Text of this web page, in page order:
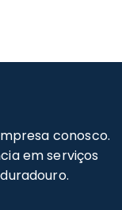
conosco.
em serviços